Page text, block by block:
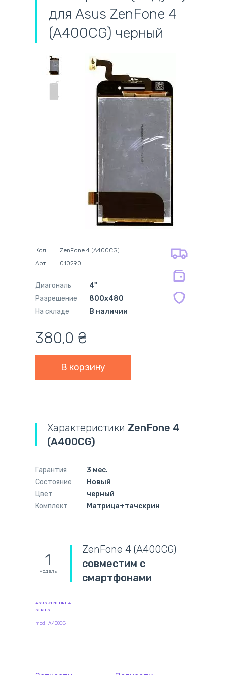
для Asus ZenFone 4
(A400CG) черный
Код:
ZenFone 4 (A400CG)
Арт:
010290
Диагональ
4"
Разрешение
800x480
На складе
В наличии
380,0 ₴
самовывоз
адресная доставка курьером
самовывоз из новой почты
наличный расчёт
безналичный расчёт
мес.
мес.
Характеристики ZenFone 4
(A400CG)
Гарантия
3 мес.
Состояние
Новый
Цвет
черный
Комплект
Матрица+тачскрин
1
модель
ZenFone 4 (A400CG)
совместим с
смартфонами
ASUS ZENFONE 4
SERIES
modl A400CG